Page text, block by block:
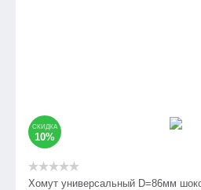
СКИДКА
10%
Хомут универсальный D=86мм